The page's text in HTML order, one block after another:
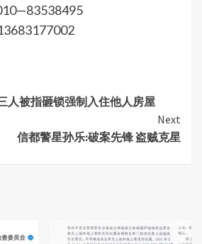
人被指砸锁强制入住他人房屋
Next
信都警星孙乐:破案先锋 盗贼克星